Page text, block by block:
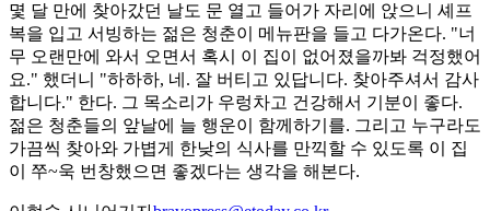
몇 달 만에 찾아갔던 날도 문 열고 들어가 자리에 앉으니 셰프
복을 입고 서빙하는 젊은 청춘이 메뉴판을 들고 다가온다. "너
무 오랜만에 와서 오면서 혹시 이 집이 없어졌을까봐 걱정했어
요." 했더니 "하하하, 네. 잘 버티고 있답니다. 찾아주셔서 감사
합니다." 한다. 그 목소리가 우렁차고 건강해서 기분이 좋다.
젊은 청춘들의 앞날에 늘 행운이 함께하기를. 그리고 누구라도
가끔씩 찾아와 가볍게 한낮의 식사를 만끽할 수 있도록 이 집
이 쭈~욱 번창했으면 좋겠다는 생각을 해본다.